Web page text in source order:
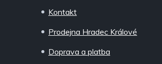
Kontakt
Prodejna Hradec Králové
Doprava a platba